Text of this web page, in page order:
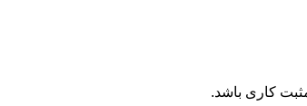
کاری باشد.